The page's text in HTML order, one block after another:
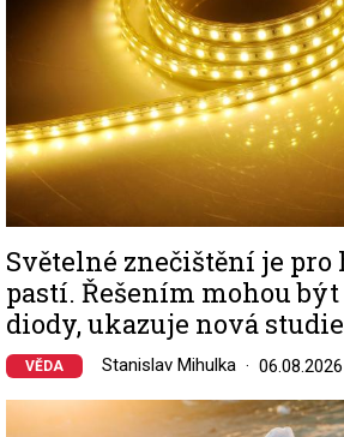
Světelné znečištění je
pastí. Řešením mohou být
diody, ukazuje nová studie
VĚDA Stanislav Mihulka 06.08.2026
Image